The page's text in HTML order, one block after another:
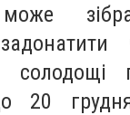
солодощі
20